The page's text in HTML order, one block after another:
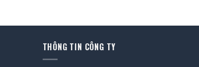
THÔNG TIN CÔNG TY